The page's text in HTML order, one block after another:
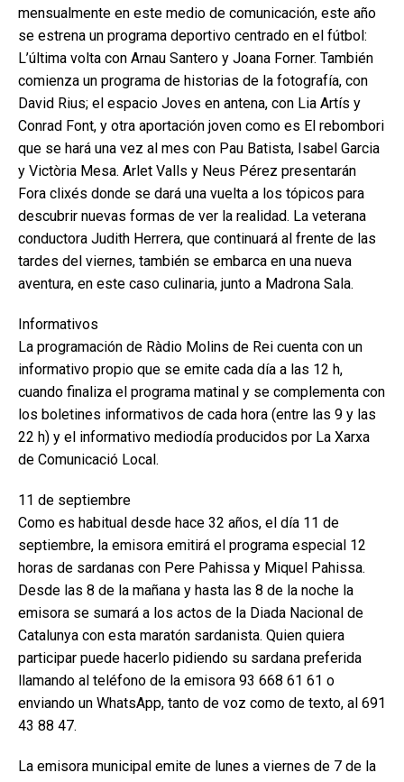
mensualmente en este medio de comunicación, este año
se estrena un programa deportivo centrado en el fútbol:
L’última volta con Arnau Santero y Joana Forner. También
comienza un programa de historias de la fotografía, con
David Rius; el espacio Joves en antena, con Lia Artís y
Conrad Font, y otra aportación joven como es El rebombori
que se hará una vez al mes con Pau Batista, Isabel Garcia
y Victòria Mesa. Arlet Valls y Neus Pérez presentarán
Fora clixés donde se dará una vuelta a los tópicos para
descubrir nuevas formas de ver la realidad. La veterana
conductora Judith Herrera, que continuará al frente de las
tardes del viernes, también se embarca en una nueva
aventura, en este caso culinaria, junto a Madrona Sala.
Informativos
La programación de Ràdio Molins de Rei cuenta con un
informativo propio que se emite cada día a las 12 h,
cuando finaliza el programa matinal y se complementa con
los boletines informativos de cada hora (entre las 9 y las
22 h) y el informativo mediodía producidos por La Xarxa
de Comunicació Local.
11 de septiembre
Como es habitual desde hace 32 años, el día 11 de
septiembre, la emisora emitirá el programa especial 12
horas de sardanas con Pere Pahissa y Miquel Pahissa.
Desde las 8 de la mañana y hasta las 8 de la noche la
emisora se sumará a los actos de la Diada Nacional de
Catalunya con esta maratón sardanista. Quien quiera
participar puede hacerlo pidiendo su sardana preferida
llamando al teléfono de la emisora 93 668 61 61 o
enviando un WhatsApp, tanto de voz como de texto, al 691
43 88 47.
La emisora municipal emite de lunes a viernes de 7 de la